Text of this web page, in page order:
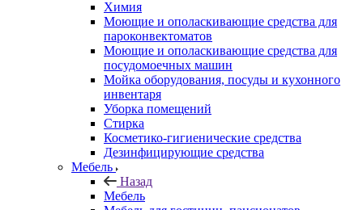
Химия
Моющие и ополаскивающие средства для
пароконвектоматов
Моющие и ополаскивающие средства для
посудомоечных машин
Мойка оборудования, посуды и кухонного
инвентаря
Уборка помещений
Стирка
Косметико-гигиенические средства
Дезинфицирующие средства
Мебель
Назад
Мебель